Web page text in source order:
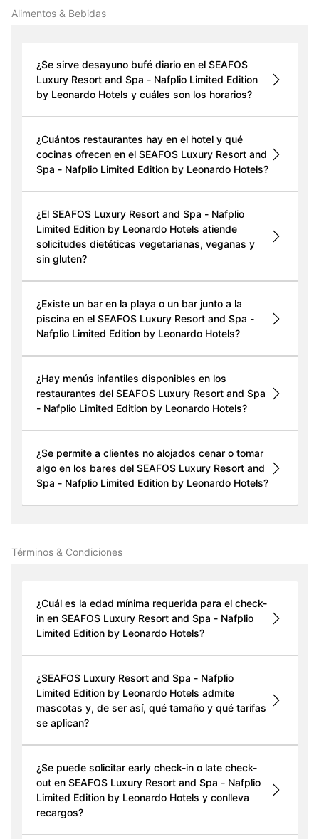
Alimentos & Bebidas
¿Se sirve desayuno bufé diario en el SEAFOS
Luxury Resort and Spa - Nafplio Limited Edition
by Leonardo Hotels y cuáles son los horarios?
¿Cuántos restaurantes hay en el hotel y qué
cocinas ofrecen en el SEAFOS Luxury Resort and
Spa - Nafplio Limited Edition by Leonardo Hotels?
¿El SEAFOS Luxury Resort and Spa - Nafplio
Limited Edition by Leonardo Hotels atiende
solicitudes dietéticas vegetarianas, veganas y
sin gluten?
¿Existe un bar en la playa o un bar junto a la
piscina en el SEAFOS Luxury Resort and Spa -
Nafplio Limited Edition by Leonardo Hotels?
¿Hay menús infantiles disponibles en los
restaurantes del SEAFOS Luxury Resort and Spa
- Nafplio Limited Edition by Leonardo Hotels?
¿Se permite a clientes no alojados cenar o tomar
algo en los bares del SEAFOS Luxury Resort and
Spa - Nafplio Limited Edition by Leonardo Hotels?
Términos & Condiciones
¿Cuál es la edad mínima requerida para el check-
in en SEAFOS Luxury Resort and Spa - Nafplio
Limited Edition by Leonardo Hotels?
¿SEAFOS Luxury Resort and Spa - Nafplio
Limited Edition by Leonardo Hotels admite
mascotas y, de ser así, qué tamaño y qué tarifas
se aplican?
¿Se puede solicitar early check-in o late check-
out en SEAFOS Luxury Resort and Spa - Nafplio
Limited Edition by Leonardo Hotels y conlleva
recargos?